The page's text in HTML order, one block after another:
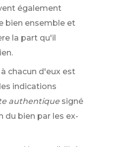
également
bien ensemble et
la part qu'il
chacun d'eux est
indications
authentique signé
du bien par les ex-